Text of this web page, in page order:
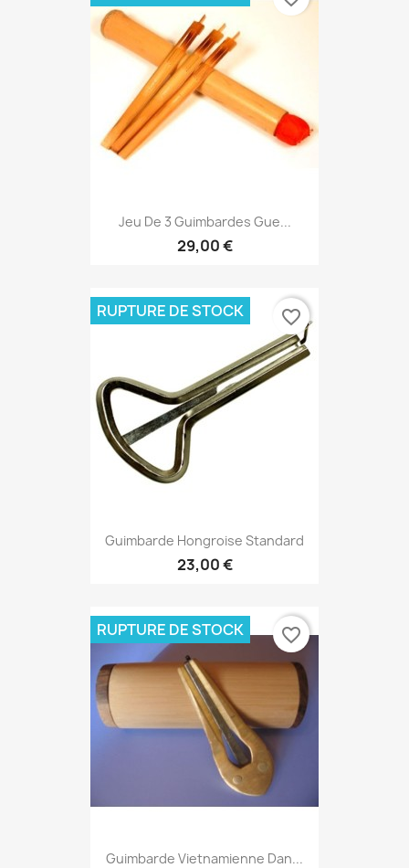
Jeu De 3 Guimbardes Gue...
29,00 €
Guimbarde Hongroise Standard
23,00 €
RUPTURE DE STOCK favorite_border
Guimbarde Vietnamienne Dan...
RUPTURE DE STOCK favorite_border